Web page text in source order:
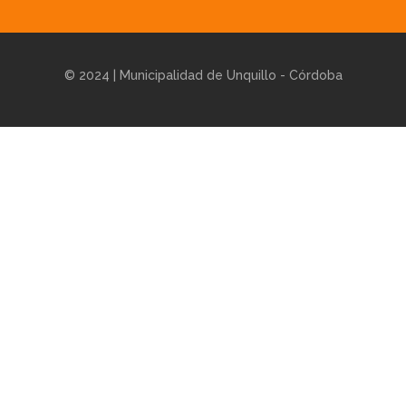
© 2024 | Municipalidad de Unquillo - Córdoba